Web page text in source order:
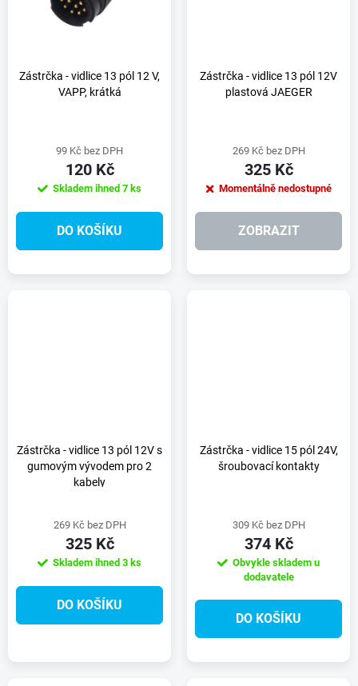
Zástrčka - vidlice 13 pól 12 V,
VAPP, krátká
99 Kč bez DPH
120 Kč
Skladem ihned 7 ks
DO KOŠÍKU
Zástrčka - vidlice 13 pól 12V
plastová JAEGER
269 Kč bez DPH
325 Kč
Momentálně nedostupné
ZOBRAZIT
Zástrčka - vidlice 13 pól 12V s
gumovým vývodem pro 2
kabely
269 Kč bez DPH
325 Kč
Skladem ihned 3 ks
DO KOŠÍKU
Zástrčka - vidlice 15 pól 24V,
šroubovací kontakty
309 Kč bez DPH
374 Kč
Obvykle skladem u
dodavatele
DO KOŠÍKU